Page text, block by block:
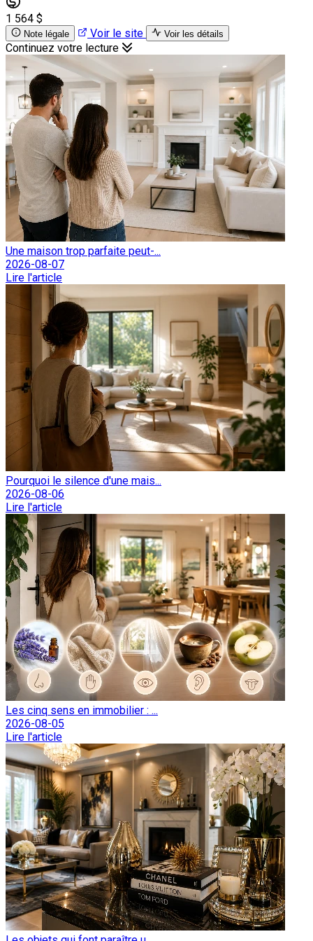
1 564 $
Note légale Voir le site Voir les détails
Continuez votre lecture
Une maison trop parfaite peut-...
2026-08-07
Lire l'article
Pourquoi le silence d'une mais...
2026-08-06
Lire l'article
Les cinq sens en immobilier : ...
2026-08-05
Lire l'article